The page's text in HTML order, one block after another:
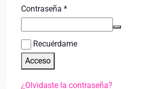
Contraseña *
Recuérdame
Acceso
¿Olvidaste la contraseña?